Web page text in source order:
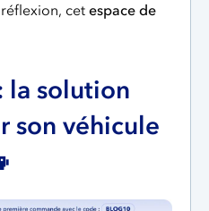
cet espace de
la solution
son véhicule